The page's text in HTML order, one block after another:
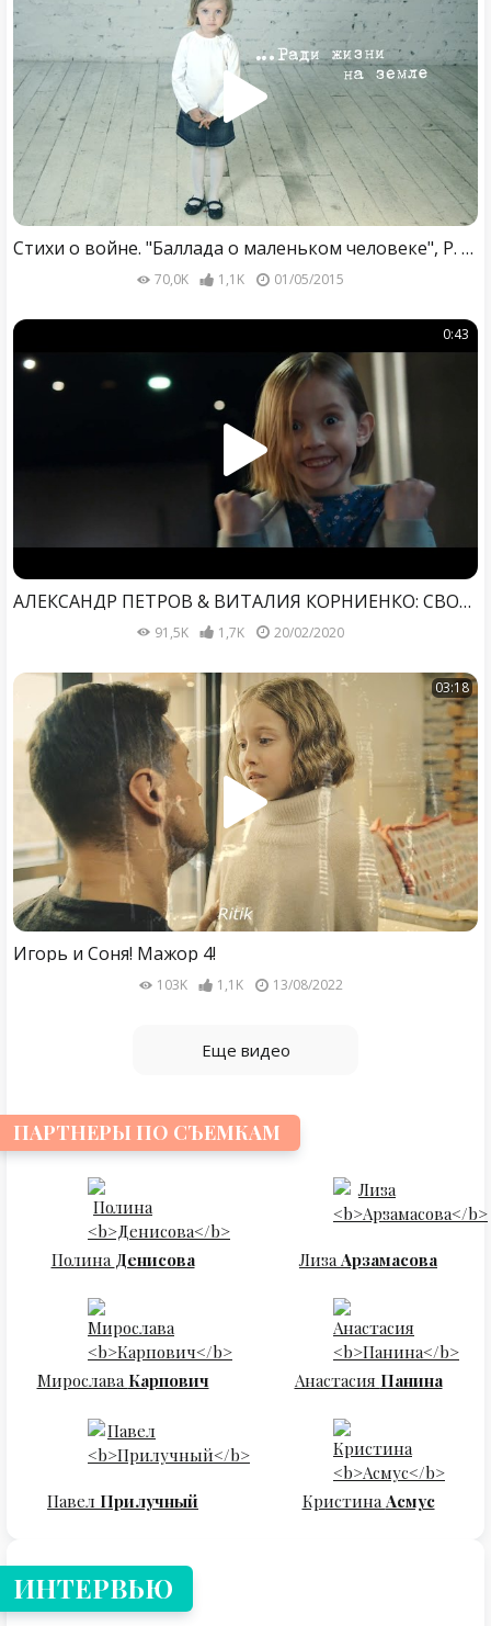
Стихи о войне. "Баллада о маленьком человеке", Р. Рождественский. Проект "Ради жизни на земле".
70,0K 1,1K 01/05/2015
0:43
АЛЕКСАНДР ПЕТРОВ & ВИТАЛИЯ КОРНИЕНКО: СВОДИ ПАПУ НА “ЛЁД 2"
91,5K 1,7K 20/02/2020
03:18
Игорь и Соня! Мажор 4!
103K 1,1K 13/08/2022
Еще видео
ПАРТНЕРЫ ПО СЪЕМКАМ
Полина Денисова Лиза Арзамасова
Мирослава Карпович Анастасия Панина
Павел Прилучный Кристина Асмус
ИНТЕРВЬЮ